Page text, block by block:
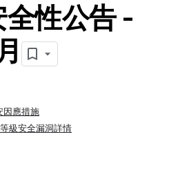
性公告 -
因應措施
級安全漏洞詳情